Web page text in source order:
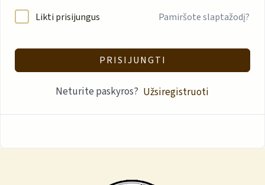
Likti prisijungus Pamiršote slaptažodį?
PRISIJUNGTI
Neturite paskyros? Užsiregistruoti